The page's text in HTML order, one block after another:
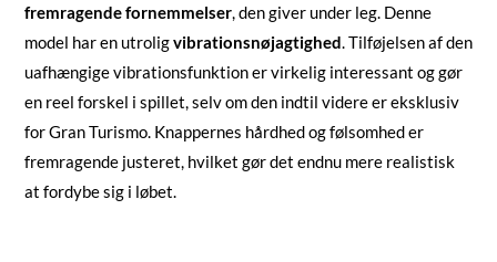
fremragende fornemmelser, den giver under leg. Denne
model har en utroligvibrationsnøjagtighed. Tilføjelsen af den
uafhængige vibrationsfunktion er virkelig interessant og gør
en reel forskel i spillet, selv om den indtil videre er eksklusiv
for Gran Turismo. Knappernes hårdhed og følsomhed er
fremragende justeret, hvilket gør det endnu mere realistisk
at fordybe sig i løbet.